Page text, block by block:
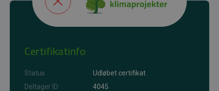
Certifikatinfo
Status
Udløbet certifikat
Deltager ID
4045